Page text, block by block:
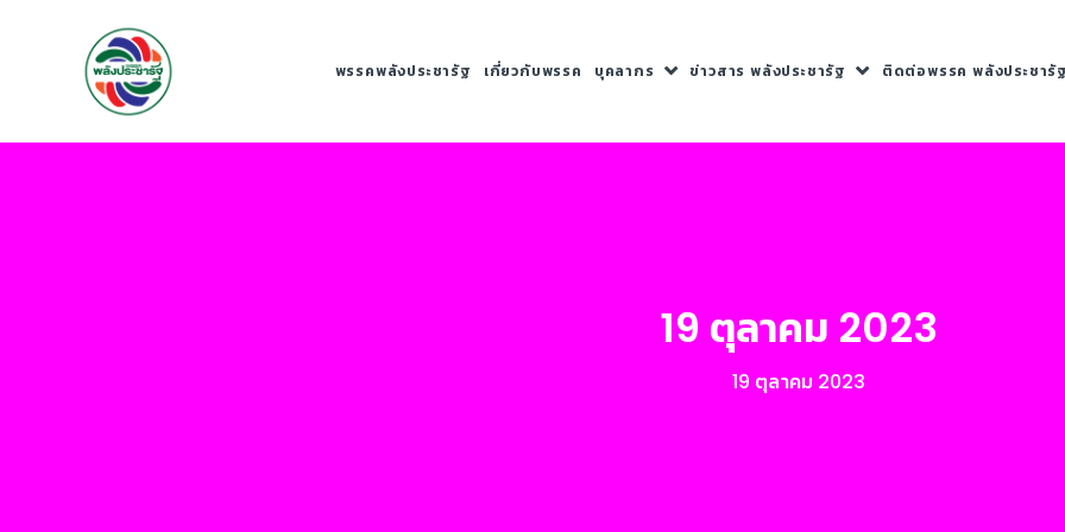
พรรคพลังประชารัฐ เกี่ยวกับพรรค บุคลากร ข่าวสาร พลังประชารัฐ ติดต่อพรรค พลังประชารัฐ
19 ตุลาคม 2023
19 ตุลาคม 2023